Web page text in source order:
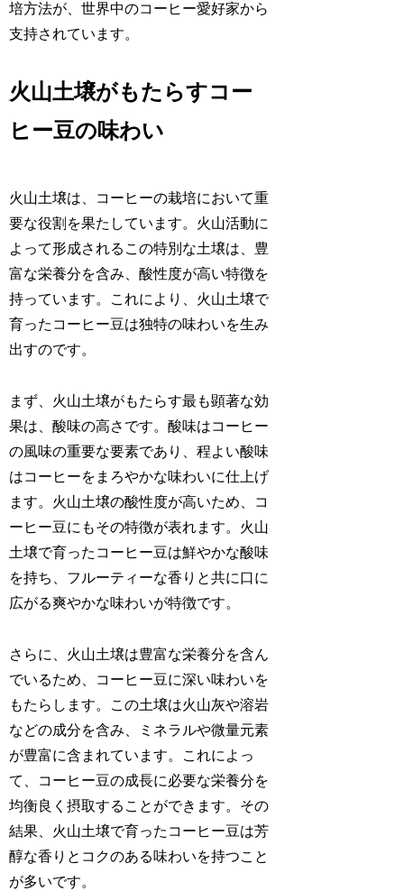
培方法が、世界中のコーヒー愛好家から
支持されています。
火山土壌がもたらすコー
ヒー豆の味わい
火山土壌は、コーヒーの栽培において重
要な役割を果たしています。火山活動に
よって形成されるこの特別な土壌は、豊
富な栄養分を含み、酸性度が高い特徴を
持っています。これにより、火山土壌で
育ったコーヒー豆は独特の味わいを生み
出すのです。
まず、火山土壌がもたらす最も顕著な効
果は、酸味の高さです。酸味はコーヒー
の風味の重要な要素であり、程よい酸味
はコーヒーをまろやかな味わいに仕上げ
ます。火山土壌の酸性度が高いため、コ
ーヒー豆にもその特徴が表れます。火山
土壌で育ったコーヒー豆は鮮やかな酸味
を持ち、フルーティーな香りと共に口に
広がる爽やかな味わいが特徴です。
さらに、火山土壌は豊富な栄養分を含ん
でいるため、コーヒー豆に深い味わいを
もたらします。この土壌は火山灰や溶岩
などの成分を含み、ミネラルや微量元素
が豊富に含まれています。これによっ
て、コーヒー豆の成長に必要な栄養分を
均衡良く摂取することができます。その
結果、火山土壌で育ったコーヒー豆は芳
醇な香りとコクのある味わいを持つこと
が多いです。